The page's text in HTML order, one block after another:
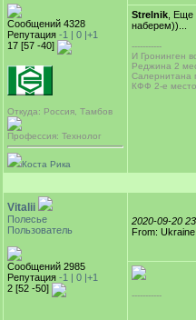
Сообщений 4328
Репутация -1 | 0 |+1
17 [57 -40]
Откуда: Россия, Тамбов
Профессия: Технолог
Коста Рика
Strelnik ,
наберем))...
-----------
И Гронинген
Реджина 2
Салернитана
КФФ 2-е
Vitalii
Полесье
Пользователь
Сообщений 2985
Репутация -1 | 0 |+1
2 [52 -50]
2020-09-20
From: Ukraine
-----------